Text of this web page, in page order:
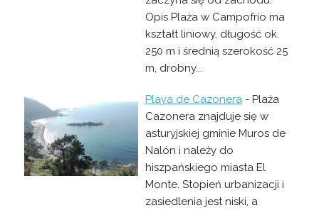
Opis Plaża w Campofrío ma
kształt liniowy, długość ok.
250 m i średnią szerokość 25
m, drobny...
Playa de Cazonera - Plaża
Cazonera znajduje się w
asturyjskiej gminie Muros de
Nalón i należy do
hiszpańskiego miasta El
Monte. Stopień urbanizacji i
zasiedlenia jest niski, a